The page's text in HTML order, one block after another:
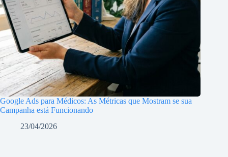
Google Ads para Médicos: As Métricas que Mostram se sua
Campanha está Funcionando
23/04/2026